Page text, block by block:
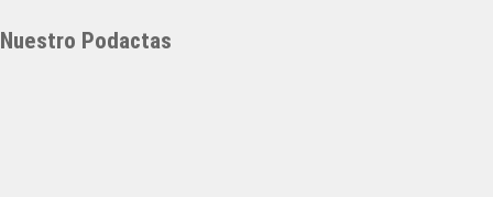
Nuestro Podactas